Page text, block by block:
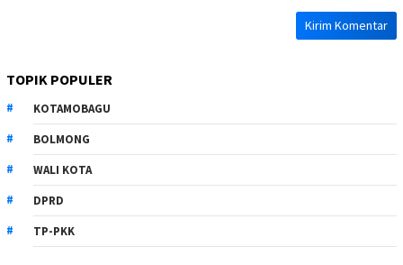
TOPIK POPULER
KOTAMOBAGU
BOLMONG
WALI KOTA
DPRD
TP-PKK